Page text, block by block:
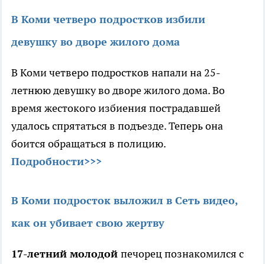
В Коми четверо подростков избили
девушку во дворе жилого дома
В Коми четверо подростков напали на 25-
летнюю девушку во дворе жилого дома. Во
время жестокого избиения пострадавшей
удалось спрятаться в подъезде. Теперь она
боится обращаться в полицию.
Подробности>>>
В Коми подросток выложил в Сеть видео,
как он убивает свою жертву
17-летний молодой печорец познакомился с